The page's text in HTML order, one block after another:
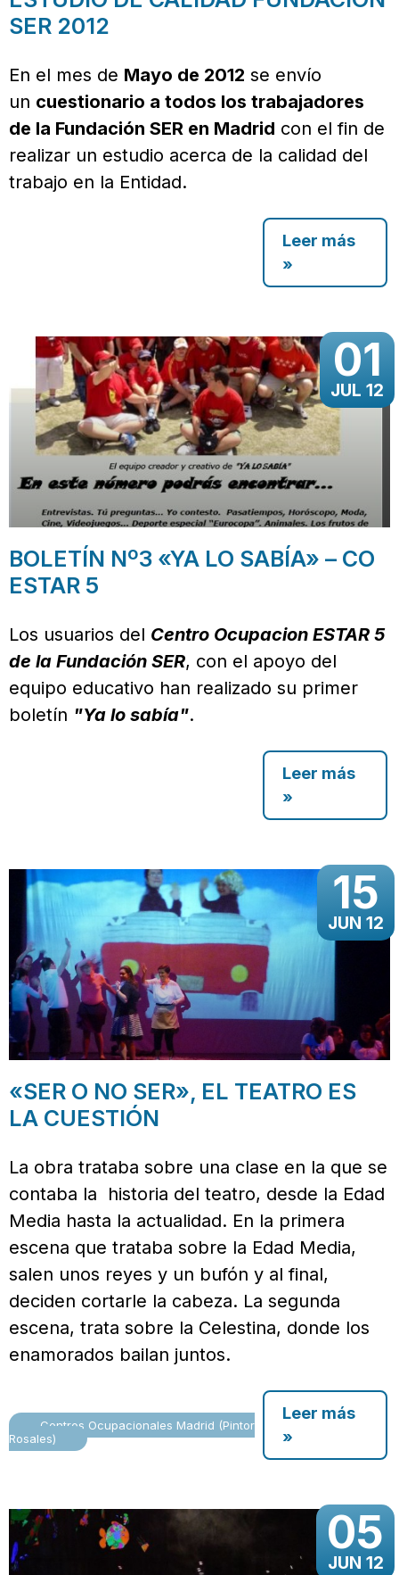
SER 2012
En el mes de Mayo de 2012 se envío
un cuestionario a todos los trabajadores
de la Fundación SER en Madrid con el fin de
realizar un estudio acerca de la calidad del
trabajo en la Entidad.
Leer más
»
01
JUL 12
BOLETÍN Nº3 «YA LO SABÍA» – CO
ESTAR 5
Los usuarios del Centro Ocupacion ESTAR 5
de la Fundación SER, con el apoyo del
equipo educativo han realizado su primer
boletín "Ya lo sabía".
Leer más
»
15
JUN 12
«SER O NO SER», EL TEATRO ES
LA CUESTIÓN
La obra trataba sobre una clase en la que se
contaba la historia del teatro, desde la Edad
Media hasta la actualidad. En la primera
escena que trataba sobre la Edad Media,
salen unos reyes y un bufón y al final,
deciden cortarle la cabeza. La segunda
escena, trata sobre la Celestina, donde los
enamorados bailan juntos.
Centros Ocupacionales Madrid (Pintor
Rosales)
Leer más
»
05
JUN 12